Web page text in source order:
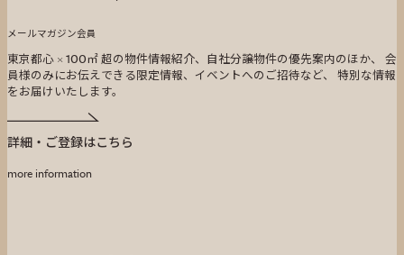
メールマガジン会員
東京都心 × 100㎡ 超の物件情報紹介、自社分譲物件の優先案内のほか、 会
員様のみにお伝えできる限定情報、イベントへのご招待など、 特別な情報
をお届けいたします。
詳細・ご登録はこちら
more information